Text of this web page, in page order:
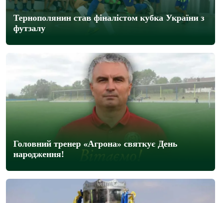
Тернополянин став фіналістом кубка України з
футзалу
Головний тренер «Агрона» святкує День
народження!